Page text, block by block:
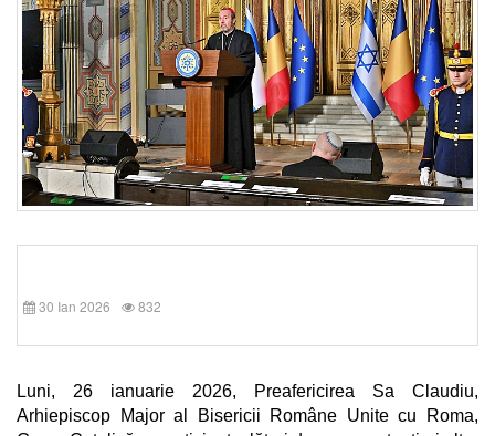
30 Ian 2026 832
Luni, 26 ianuarie 2026, Preafericirea Sa Claudiu,
Arhiepiscop Major al Bisericii Române Unite cu Roma,